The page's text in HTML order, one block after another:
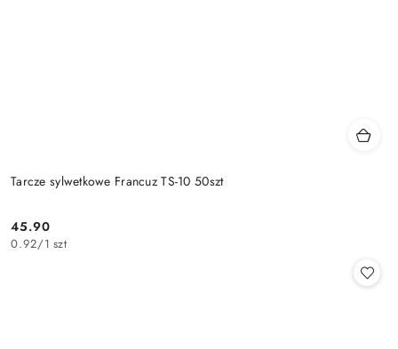
Tarcze sylwetkowe Francuz TS-10 50szt
Cena:
45.90
0.92/1 szt